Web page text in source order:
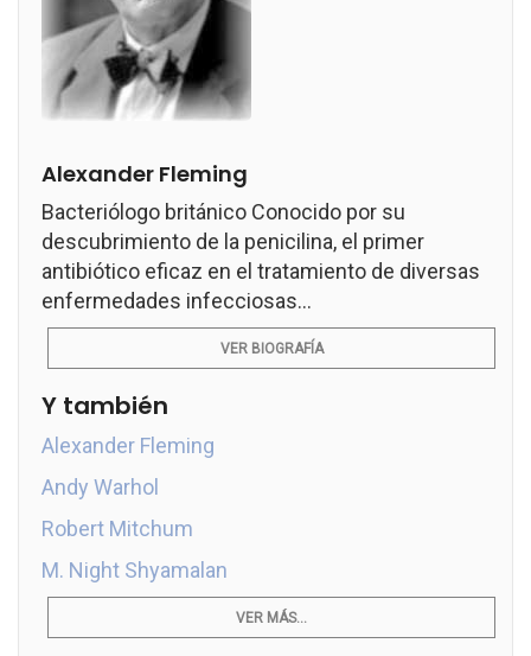
Alexander Fleming
Bacteriólogo británico Conocido por su
descubrimiento de la penicilina, el primer
antibiótico eficaz en el tratamiento de diversas
enfermedades infecciosas...
VER BIOGRAFÍA
Y también
Alexander Fleming
Andy Warhol
Robert Mitchum
M. Night Shyamalan
VER MÁS...